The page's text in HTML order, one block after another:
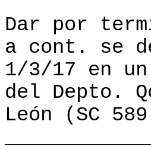
Dar por
a cont. se
1/3/17 en
del Depto.
León (SC